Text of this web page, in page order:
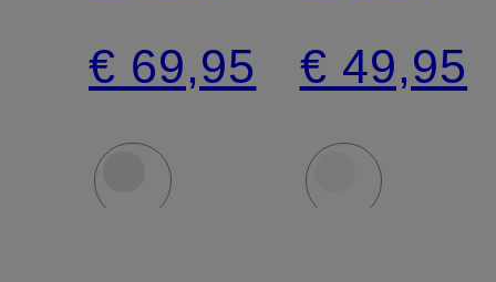
€ 69,95 € 49,95